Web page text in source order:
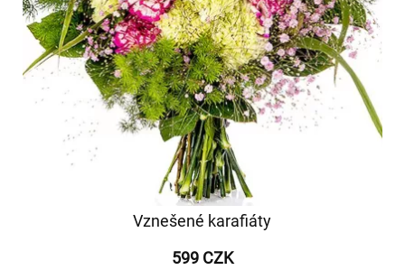
Vznešené karafiáty
599 CZK